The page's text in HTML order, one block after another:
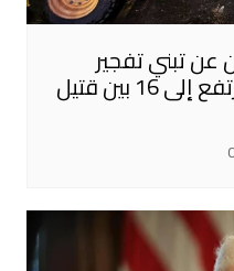
عن تبني تفجير
جرمانا وحصيلة الضحايا ترتفع إلى 16 بين قتيل